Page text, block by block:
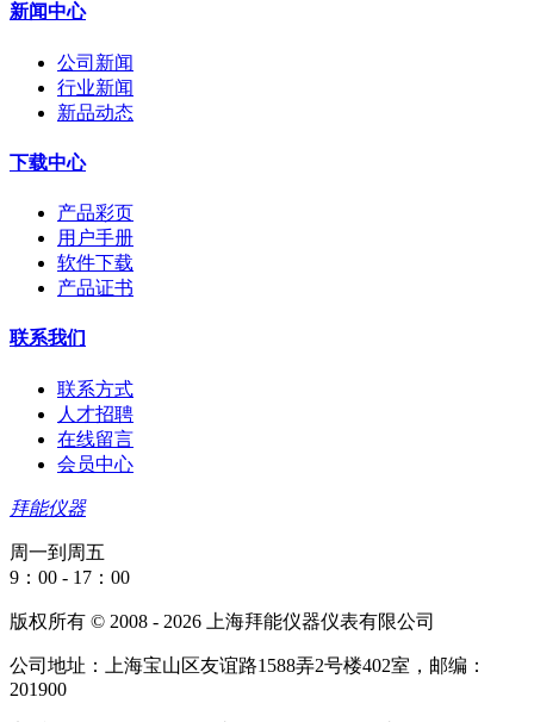
新闻中心
公司新闻
行业新闻
新品动态
下载中心
产品彩页
用户手册
软件下载
产品证书
联系我们
联系方式
人才招聘
在线留言
会员中心
拜能仪器
周一到周五
9：00 - 17：00
版权所有 © 2008 - 2026 上海拜能仪器仪表有限公司
公司地址：上海宝山区友谊路1588弄2号楼402室，邮编：
201900